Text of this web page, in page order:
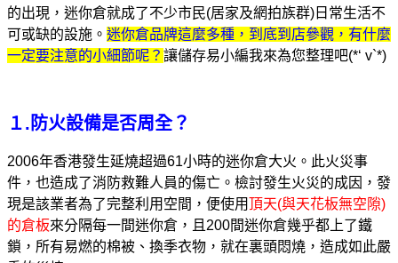
的出現，迷你倉就成了不少市民(居家及網拍族群)日常生活不
可或缺的設施。 迷你倉品牌這麼多種，到底到店參觀，有什麼
一定要注意的小細節呢？ 讓儲存易小編我來為您整理吧(*‘ v`*)
１.防火設備是否周全？
2006年香港發生延燒超過61小時的迷你倉大火。此火災事
件，也造成了消防救難人員的傷亡。檢討發生火災的成因，發
現是該業者為了完整利用空間，便使用 頂天(與天花板無空隙)
的倉板來分隔每一間迷你倉，且200間迷你倉幾乎都上了鐵
鎖，所有易燃的棉被、換季衣物，就在裏頭悶燒，造成如此嚴